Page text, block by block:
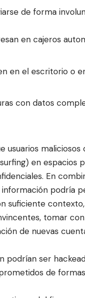
de forma
en cajeros
en el escritorio o
con datos
usuarios
) en espacios
En
información podría
suficiente
tomar
de nuevas
podrían ser
de